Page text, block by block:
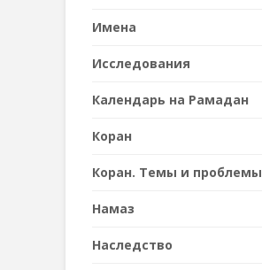
Имена
Исследования
Календарь на Рамадан
Коран
Коран. Темы и проблемы
Намаз
Наследствo